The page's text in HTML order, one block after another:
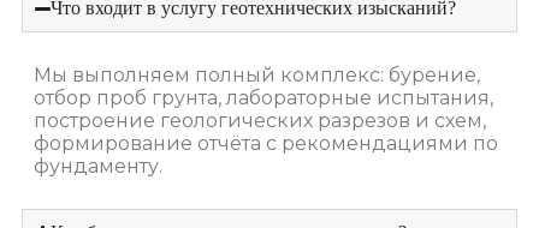
Что входит в услугу геотехнических изысканий?
Мы выполняем полный комплекс: бурение,
отбор проб грунта, лабораторные испытания,
построение геологических разрезов и схем,
формирование отчёта с рекомендациями по
фундаменту.